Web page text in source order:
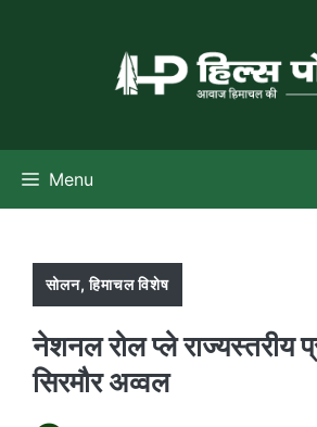
Menu
सोलन,हिमाचल विशेष
नेशनल रोल प्ले राज्यस्तरीय
सिरमौर अव्वल